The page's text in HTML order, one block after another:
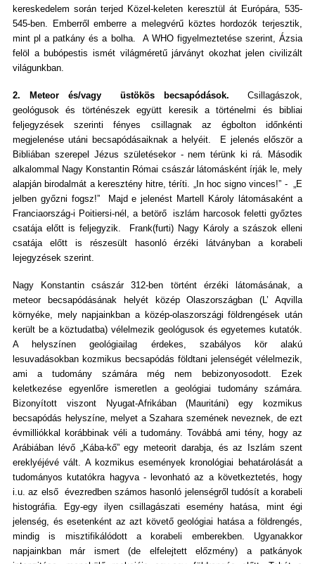
kereskedelem során terjed Közel-keleten keresztül át Európára, 535-
545-ben. Emberről emberre a melegvérű köztes hordozók terjesztik,
mint pl a patkány és a bolha. A WHO figyelmeztetése szerint, Ázsia
felöl a bubópestis ismét világméretű járványt okozhat jelen civilizált
világunkban.
2. Meteor és/vagy üstökös becsapódások. Csillagászok,
geológusok és történészek együtt keresik a történelmi és bibliai
feljegyzések szerinti fényes csillagnak az égbolton időnkénti
megjelenése utáni becsapódásaiknak a helyéit. E jelenés először a
Bibliában szerepel Jézus születésekor - nem térünk ki rá. Második
alkalommal Nagy Konstantin Római császár látomásként írják le, mely
alapján birodalmát a keresztény hitre, téríti. „In hoc signo vinces!” - „E
jelben győzni fogsz!” Majd e jelenést Martell Károly látomásaként a
Franciaország-i Poitiersi-nél, a betörő iszlám harcosok feletti győztes
csatája előtt is feljegyzik. Frank(furti) Nagy Károly a szászok elleni
csatája előtt is részesült hasonló érzéki látványban a korabeli
lejegyzések szerint.
Nagy Konstantin császár 312-ben történt érzéki látomásának, a
meteor becsapódásának helyét közép Olaszországban (L’ Aqvilla
környéke, mely napjainkban a közép-olaszországi földrengések után
került be a köztudatba) vélelmezik geológusok és egyetemes kutatók.
A helyszínen geológiailag érdekes, szabályos kör alakú
lesuvadásokban kozmikus becsapódás földtani jelenségét vélelmezik,
ami a tudomány számára még nem bebizonyosodott. Ezek
keletkezése egyenlőre ismeretlen a geológiai tudomány számára.
Bizonyított viszont Nyugat-Afrikában (Mauritáni) egy kozmikus
becsapódás helyszíne, melyet a Szahara szemének neveznek, de ezt
évmilliókkal korábbinak véli a tudomány. Továbbá ami tény, hogy az
Arábiában lévő „Kába-kő” egy meteorit darabja, és az Iszlám szent
ereklyéjévé vált. A kozmikus események kronológiai behatárolását a
tudományos kutatókra hagyva - levonható az a következtetés, hogy
i.u. az első évezredben számos hasonló jelenségről tudósít a korabeli
histográfia. Egy-egy ilyen csillagászati esemény hatása, mint égi
jelenség, és esetenként az azt követő geológiai hatása a földrengés,
mindig is misztifikálódott a korabeli emberekben. Ugyanakkor
napjainkban már ismert (de elfelejtett előzmény) a patkányok